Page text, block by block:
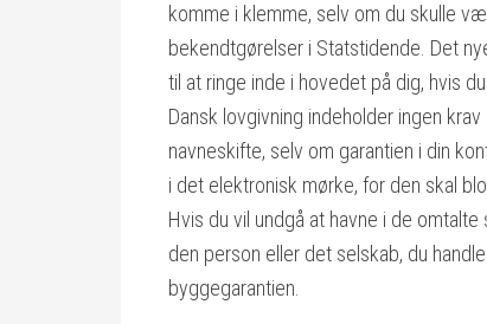
komme i klemme, selv om du skulle
bekendtgørelser i Statstidende. Det
til at ringe inde i hovedet på dig, hvis
Dansk lovgivning indeholder ingen
navneskifte, selv om garantien i din
i det elektronisk mørke, for den skal
Hvis du vil undgå at havne i de
den person eller det selskab, du
byggegarantien.